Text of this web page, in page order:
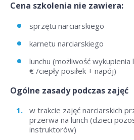
Cena szkolenia nie zawiera:
sprzętu narciarskiego
karnetu narciarskiego
lunchu (możliwość wykupienia
€ /ciepły posiłek + napój)
Ogólne zasady podczas zajęć
w trakcie zajęć narciarskich
przerwa na lunch (dzieci
instruktorów)